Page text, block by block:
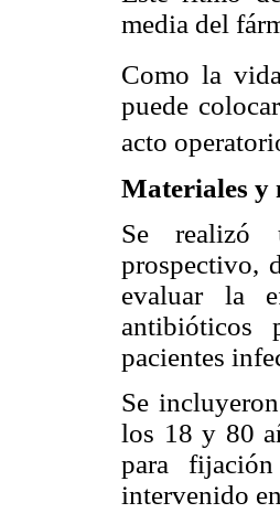
media del
Como la
puede
acto
Materiales y
Se realizó
prospectivo,
evaluar la
antibióticos
pacientes
Se
los 18 y 80
para
intervenido